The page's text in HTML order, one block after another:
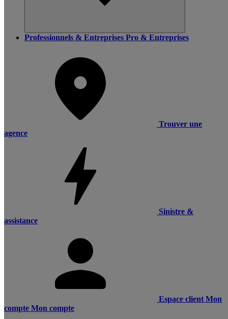
Professionnels & Entreprises Pro & Entreprises
Trouver une
agence
Sinistre &
assistance
Espace client Mon
compte Mon compte